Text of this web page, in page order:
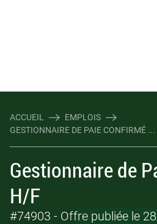
ACCUEIL
EMPLOIS
GESTIONNAIRE DE PAIE CONFIRMÉ ...
Gestionnaire de
H/F
#74903 - Offre publiée le